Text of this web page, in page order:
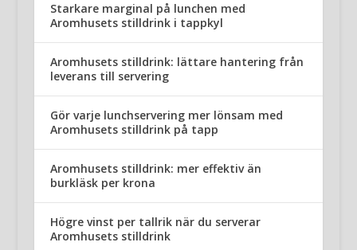
Starkare marginal på lunchen med
Aromhusets stilldrink i tappkyl
Aromhusets stilldrink: lättare hantering från
leverans till servering
Gör varje lunchservering mer lönsam med
Aromhusets stilldrink på tapp
Aromhusets stilldrink: mer effektiv än
burkläsk per krona
Högre vinst per tallrik när du serverar
Aromhusets stilldrink